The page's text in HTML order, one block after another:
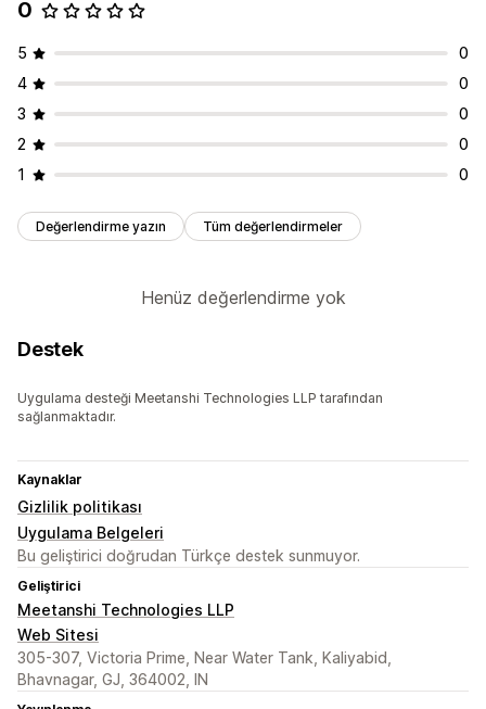
0
5
0
4
0
3
0
2
0
1
0
Değerlendirme yazın Tüm değerlendirmeler
Henüz değerlendirme yok
Destek
Uygulama desteği Meetanshi Technologies LLP tarafından
sağlanmaktadır.
Kaynaklar
Gizlilik politikası
Uygulama Belgeleri
Bu geliştirici doğrudan Türkçe destek sunmuyor.
Geliştirici
Meetanshi Technologies LLP
Web Sitesi
305-307, Victoria Prime, Near Water Tank, Kaliyabid,
Bhavnagar, GJ, 364002, IN